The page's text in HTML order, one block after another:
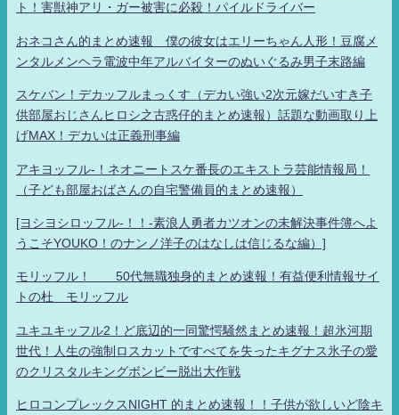
ト！害獣神アリ・ガー被害に必殺！パイルドライバー
おネコさん的まとめ速報 僕の彼女はエリーちゃん人形！豆腐メ
ンタルメンヘラ電波中年アルバイターのぬいぐるみ男子末路編
スケバン！デカッフルまっくす（デカい強い2次元嫁だいすき子
供部屋おじさんヒロシ之古惑仔的まとめ速報）話題な動画取り上
げMAX！デカいは正義刑事編
アキヨッフル-！ネオニートスケ番長のエキストラ芸能情報局！
（子ども部屋おばさんの自宅警備員的まとめ速報）
[ヨシヨシロッフル-！！-素浪人勇者カツオンの未解決事件簿へよ
うこそYOUKO！のナンノ洋子のはなしは信じるな編）]
モリッフル！ 50代無職独身的まとめ速報！有益便利情報サイ
トの杜 モリッフル
ユキユキッフル2！ど底辺的一同驚愕騒然まとめ速報！超氷河期
世代！人生の強制ロスカットですべてを失ったキグナス氷子の愛
のクリスタルキングボンビー脱出大作戦
ヒロコンプレックスNIGHT 的まとめ速報！！子供が欲しいど陰キ